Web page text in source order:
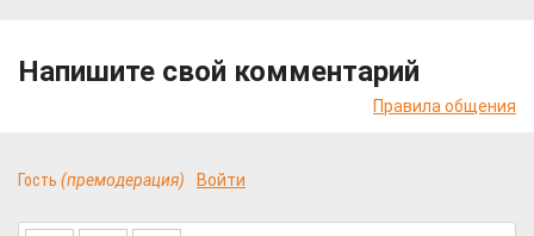
Напишите свой комментарий
Правила общения
Гость (премодерация) Войти